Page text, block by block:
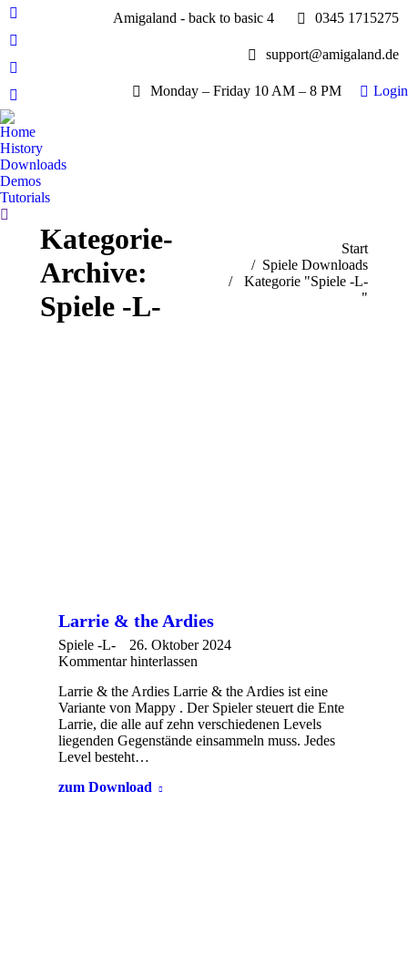
Facebook
page
opens
new
window
YouTube
page
opens
in
new
window
Whatsapp
page
opens
in
new
window
E-
Mail
page
opens
in
new
Amigaland - back to basic 4 0345 1715275
support@amigaland.de
Monday – Friday 10 AM – 8 PM Login
Home
History
Downloads
Demos
Tutorials
Search:
Kategorie-
Archive:
Spiele -L-
Sie befinden sich hier:Start
Spiele Downloads
Kategorie "Spiele -L-
"
Larrie & the Ardies
Spiele -L-
26. Oktober 2024
Kommentar hinterlassen
Larrie & the Ardies Larrie & the Ardies ist eine
Variante von Mappy . Der Spieler steuert die Ente
Larrie, die alle auf zehn verschiedenen Levels
liegenden Gegenstände einsammeln muss. Jedes
Level besteht…
zum Download